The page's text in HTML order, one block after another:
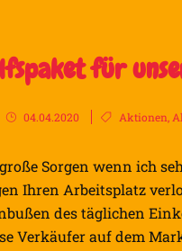
für
04.04.2020 Aktionen,
Sorgen wenn ich
Ihren Arbeitsplatz
des täglichen
Verkäufer auf dem